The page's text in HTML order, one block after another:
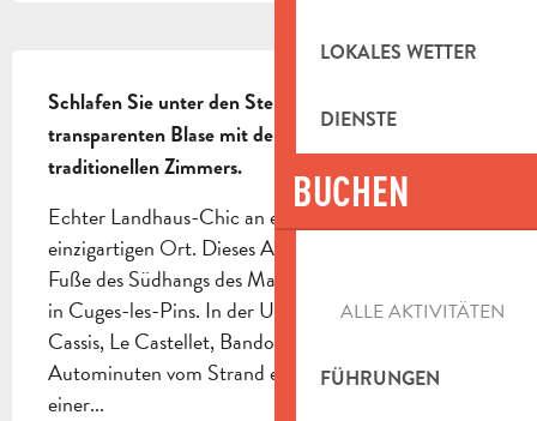
LOKALES WETTER
DIENSTE
BUCHEN
ALLE AKTIVITÄTEN
FÜHRUNGEN
Schlafen Sie unter den Sternen in einer völlig
transparenten Blase mit dem Komfort eines
traditionellen Zimmers.
Echter Landhaus-Chic an einem atypischen und
einzigartigen Ort. Dieses Anwesen befindet sich am
Fuße des Südhangs des Massif de la Sainte-Baume
in Cuges-les-Pins. In der Umgebung von Marseille,
Cassis, Le Castellet, Bandol, Aubagne, 15
Autominuten vom Strand entfernt. Schlafen Sie in
einer...